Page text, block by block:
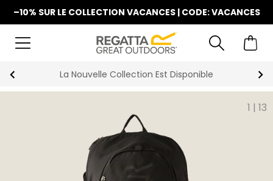
–10% SUR LE COLLECTION VACANCES | CODE: VACANCES
La Nouvelle Collection Est Disponible
1 | 13